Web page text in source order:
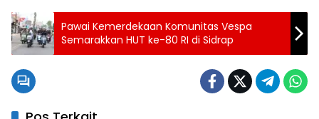
Pawai Kemerdekaan Komunitas Vespa
Semarakkan HUT ke-80 RI di Sidrap